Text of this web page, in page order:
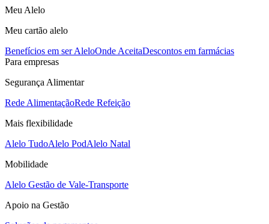
Meu Alelo
Meu cartão alelo
Benefícios em ser AleloOnde AceitaDescontos em farmácias
Para empresas
Segurança Alimentar
Rede AlimentaçãoRede Refeição
Mais flexibilidade
Alelo TudoAlelo PodAlelo Natal
Mobilidade
Alelo Gestão de Vale-Transporte
Apoio na Gestão